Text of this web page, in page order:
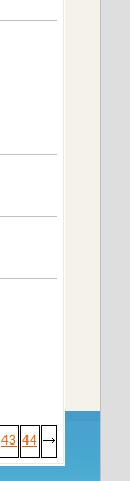
43 44